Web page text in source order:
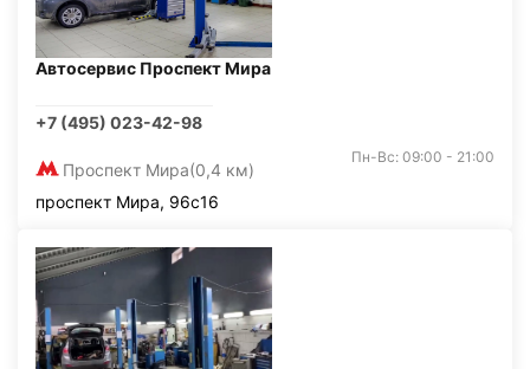
Автосервис Проспект Мира
+7 (495) 023-42-98
Проспект Мира(0,4 км)
Пн-Вс: 09:00 - 21:00
проспект Мира, 96с16